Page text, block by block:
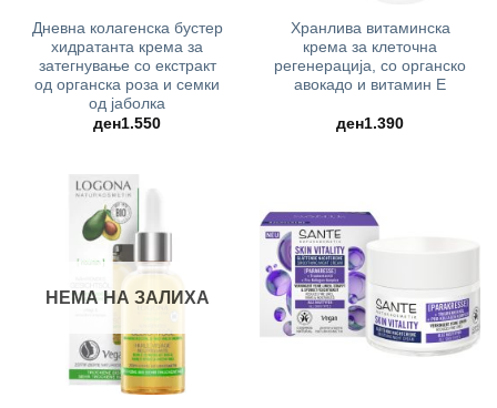
Дневна колагенска бустер
хидратанта крема за
затегнување со екстракт
од органска роза и семки
од јаболка
ден1.550
Хранлива витаминска
крема за клеточна
регенерација, со органско
авокадо и витамин Е
ден1.390
НЕМА НА ЗАЛИХА